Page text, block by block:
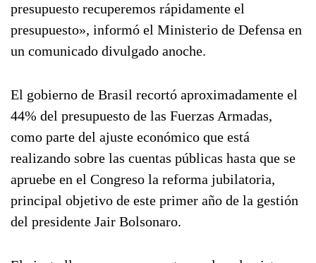
presupuesto recuperemos rápidamente el
presupuesto», informó el Ministerio de Defensa en
un comunicado divulgado anoche.
El gobierno de Brasil recortó aproximadamente el
44% del presupuesto de las Fuerzas Armadas,
como parte del ajuste económico que está
realizando sobre las cuentas públicas hasta que se
apruebe en el Congreso la reforma jubilatoria,
principal objetivo de este primer año de la gestión
del presidente Jair Bolsonaro.